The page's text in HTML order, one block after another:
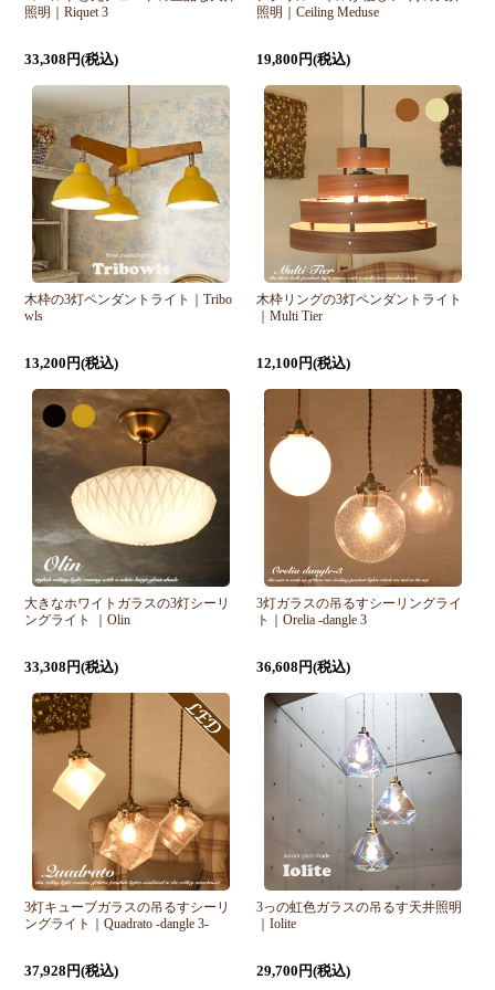
照明｜Riquet 3
33,308円(税込)
照明｜Ceiling Meduse
19,800円(税込)
木枠の3灯ペンダントライト｜Tribo
wls
13,200円(税込)
木枠リングの3灯ペンダントライト
｜Multi Tier
12,100円(税込)
大きなホワイトガラスの3灯シーリ
ングライト ｜Olin
33,308円(税込)
3灯ガラスの吊るすシーリングライ
ト｜Orelia -dangle 3
36,608円(税込)
3灯キューブガラスの吊るすシーリ
ングライト｜Quadrato -dangle 3-
37,928円(税込)
3っの虹色ガラスの吊るす天井照明
｜Iolite
29,700円(税込)